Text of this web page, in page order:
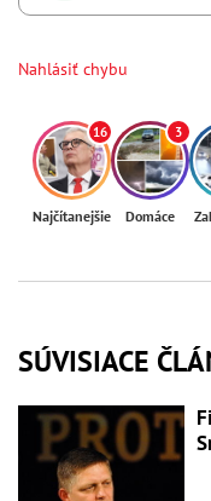
Nahlásiť chybu
16
Najčítanejšie
3
Domáce
SÚVISIACE